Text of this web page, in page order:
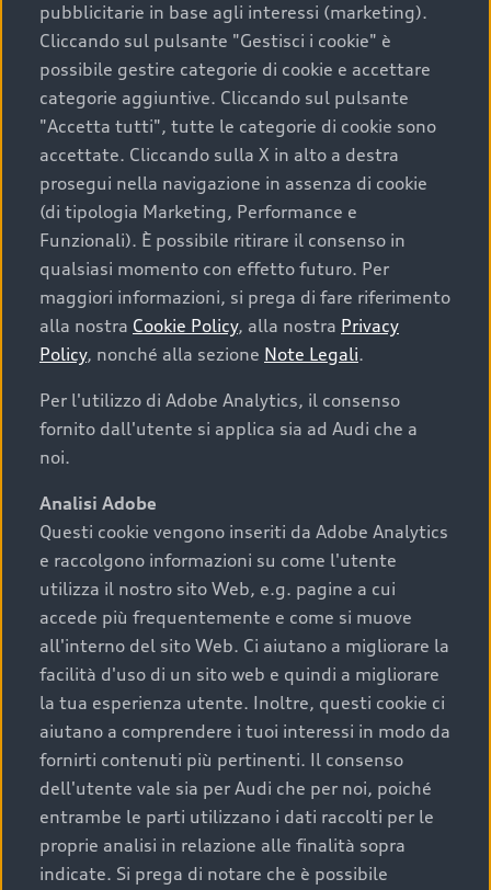
Scegliere un’auto usata è una decisione che coniuga
convenienza, affidabilità e sostenibilità. Per fare un
acquisto sicuro, è essenziale considerare aspetti
determinanti come la garanzia inclusa e l’affidabilità del
marchio. Audi offre l’auto usata perfetta tramite Audi
Prima Scelta :plus
Cosa sapere prima di
acquistare la tua prossima
auto
I requisiti fondamentali da considerare prima di
acquistare un’auto usata, oltre al prezzo e all'aspetto,
chilometraggio: un valore contenuto corrisponde a
uno stato migliore del veicolo e a una maggiore
durata nel tempo;
cronologia dei tagliandi: una documentazione
completa della vettura certifica una manutenzione
costante e accurata;
condizioni della carrozzeria e degli interni: una
buona conservazione evidenzia cura e attenzione del
precedente proprietario;
efficienza meccanica: motore, trasmissione e
componenti principali in ottimo stato garantiscono
prestazioni affidabili e sicure.
pubblicitarie in base agli interessi (marketing).
Cliccando sul pulsante "Gestisci i cookie" è
possibile gestire categorie di cookie e accettare
categorie aggiuntive. Cliccando sul pulsante
"Accetta tutti", tutte le categorie di cookie sono
accettate. Cliccando sulla X in alto a destra
prosegui nella navigazione in assenza di cookie
(di tipologia Marketing, Performance e
Funzionali). È possibile ritirare il consenso in
qualsiasi momento con effetto futuro. Per
maggiori informazioni, si prega di fare riferimento
alla nostra Cookie Policy, alla nostra Privacy
Policy, nonché alla sezione Note Legali.
Per l'utilizzo di Adobe Analytics, il consenso
fornito dall'utente si applica sia ad Audi che a
noi.
Analisi Adobe
Questi cookie vengono inseriti da Adobe Analytics
e raccolgono informazioni su come l'utente
utilizza il nostro sito Web, e.g. pagine a cui
accede più frequentemente e come si muove
all'interno del sito Web. Ci aiutano a migliorare la
facilità d'uso di un sito web e quindi a migliorare
la tua esperienza utente. Inoltre, questi cookie ci
aiutano a comprendere i tuoi interessi in modo da
fornirti contenuti più pertinenti. Il consenso
dell'utente vale sia per Audi che per noi, poiché
entrambe le parti utilizzano i dati raccolti per le
proprie analisi in relazione alle finalità sopra
indicate. Si prega di notare che è possibile